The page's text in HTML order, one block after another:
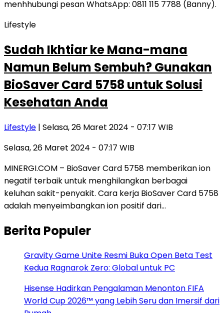
Lifestyle
Sudah Ikhtiar ke Mana-mana
Namun Belum Sembuh? Gunakan
BioSaver Card 5758 untuk Solusi
Kesehatan Anda
Lifestyle | Selasa, 26 Maret 2024 - 07:17 WIB
Selasa, 26 Maret 2024 - 07:17 WIB
MINERGI.COM – BioSaver Card 5758 memberikan ion
negatif terbaik untuk menghilangkan berbagai
keluhan sakit-penyakit. Cara kerja BioSaver Card 5758
adalah menyeimbangkan ion positif dari…
Berita Populer
Gravity Game Unite Resmi Buka Open Beta Test
Kedua Ragnarok Zero: Global untuk PC
Hisense Hadirkan Pengalaman Menonton FIFA
World Cup 2026™ yang Lebih Seru dan Imersif dari